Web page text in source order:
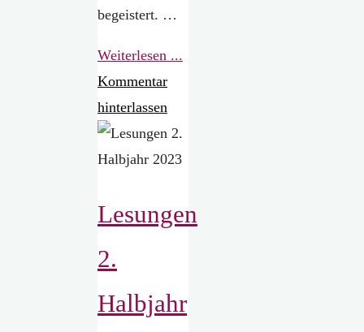
begeistert. …
Weiterlesen ...
Kommentar
hinterlassen
Lesungen
2.
Halbjahr